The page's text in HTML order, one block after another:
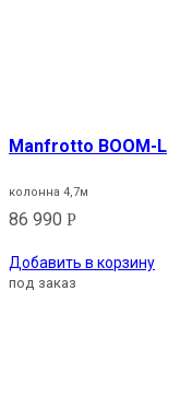
Manfrotto BOOM-L
колонна 4,7м
86 990 Р
Добавить в корзину
под заказ